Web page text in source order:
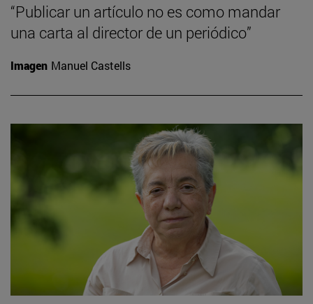
“Publicar un artículo no es como mandar
una carta al director de un periódico”
Imagen Manuel Castells